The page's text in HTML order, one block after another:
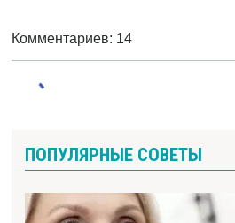
Комментариев: 14
ПОПУЛЯРНЫЕ СОВЕТЫ